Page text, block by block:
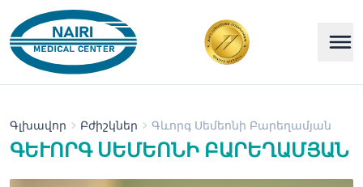
Գլխավոր Բժիշկներ Գևորգ Սեմեոնի Բարեղամյան
ԳԵՒՈՐԳ ՍԵՄԵՈՆԻ ԲԱՐԵՂԱՄՅԱՆ